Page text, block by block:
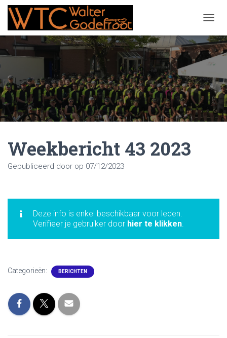
Weekbericht 43 2023
Gepubliceerd door op 07/12/2023
Deze info is enkel beschikbaar voor leden.
Verifieer je gebruiker door hier te klikken.
Categorieën: BERICHTEN